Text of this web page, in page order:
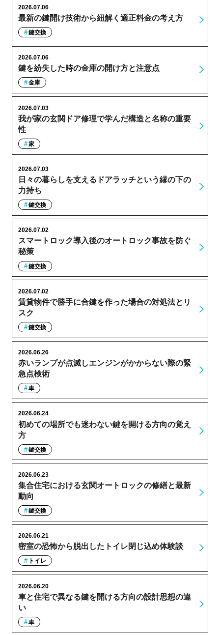
最新の鍵開け技術から紐解く適正料金の考え方
2026.07.06
鍵交換
鍵を紛失した時の金庫の開け方と注意点
2026.07.06
金庫
我が家の玄関ドア修理で学んだ構造と名称の重要
性
2026.07.03
家
日々の暮らしを支えるドアラッチという縁の下の
力持ち
2026.07.03
鍵交換
スマートロック導入後のオートロック事故を防ぐ
秘策
2026.07.02
鍵交換
賃貸物件で勝手に合鍵を作った場合の対処法とリ
スク
2026.07.02
鍵交換
赤いランプが点滅しエンジンがかからない際の緊
急点検術
2026.06.26
車
初めての場所でも迷わない鍵を開ける方向の覚え
方
2026.06.24
鍵交換
集合住宅における玄関オートロックの修繕と最新
動向
2026.06.23
鍵交換
密室の恐怖から脱出したトイレ閉じ込め体験談
2026.06.21
トイレ
車と住宅で異なる鍵を開ける方向の設計思想の違
い
2026.06.20
車